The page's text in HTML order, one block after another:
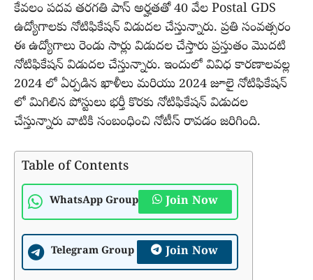
కేవలం పదవ తరగతి పాస్ అర్హతతో 40 వేల Postal GDS
ఉద్యోగాలకు నోటిఫికేషన్ విడుదల చేస్తున్నారు. ప్రతి సంవత్సరం
ఈ ఉద్యోగాలు రెండు సార్లు విడుదల చేస్తారు ప్రస్తుతం మొదటి
నోటిఫికేషన్ విడుదల చేస్తున్నారు. ఇందులో వివిధ కారణాలవల్ల
2024 లో ఏర్పడిన ఖాళీలు మరియు 2024 జూలై నోటిఫికేషన్
లో మిగిలిన పోస్టులు భర్తీ కొరకు నోటిఫికేషన్ విడుదల
చేస్తున్నారు వాటికి సంబంధించి నోటీస్ రావడం జరిగింది.
Table of Contents
WhatsApp Group Join Now
Telegram Group Join Now